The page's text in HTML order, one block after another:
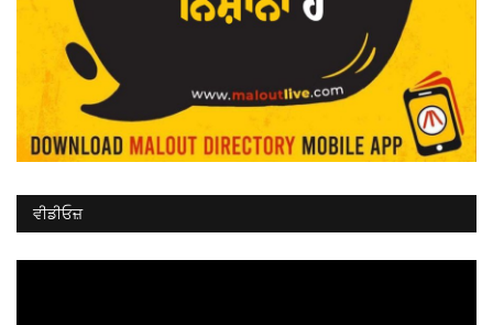
ਵੀਡੀਓਜ਼